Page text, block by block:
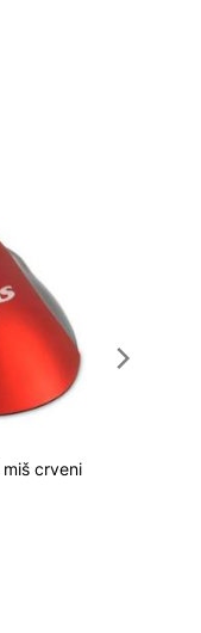
miš crveni